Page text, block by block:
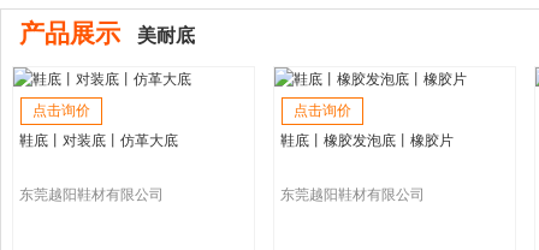
产品展示 美耐底
点击询价
鞋底丨对装底丨仿革大底
东莞越阳鞋材有限公司
点击询价
鞋底丨橡胶发泡底丨橡胶片
东莞越阳鞋材有限公司